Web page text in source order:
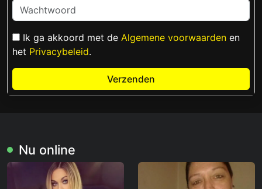
Ik ga akkoord met de Algemene voorwaarden en
het Privacybeleid.
Verzenden
Nu online